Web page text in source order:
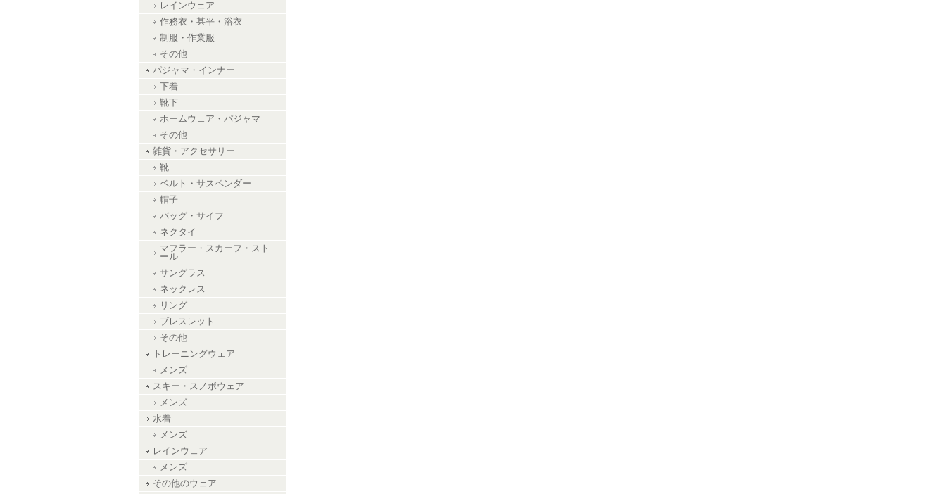
レインウェア
作務衣・甚平・浴衣
制服・作業服
その他
パジャマ・インナー
下着
靴下
ホームウェア・パジャマ
その他
雑貨・アクセサリー
靴
ベルト・サスペンダー
帽子
バッグ・サイフ
ネクタイ
マフラー・スカーフ・スト
ール
サングラス
ネックレス
リング
ブレスレット
その他
トレーニングウェア
メンズ
スキー・スノボウェア
メンズ
水着
メンズ
レインウェア
メンズ
その他のウェア